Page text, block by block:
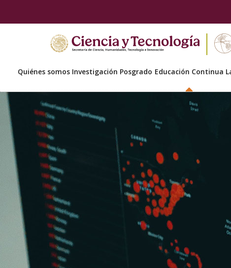
Quiénes somos Investigación Posgrado Educación Continua